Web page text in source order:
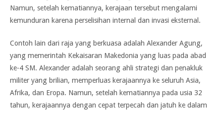
Namun, setelah kematiannya, kerajaan tersebut mengalami
kemunduran karena perselisihan internal dan invasi eksternal.
Contoh lain dari raja yang berkuasa adalah Alexander Agung,
yang memerintah Kekaisaran Makedonia yang luas pada abad
ke-4 SM. Alexander adalah seorang ahli strategi dan penakluk
militer yang brilian, memperluas kerajaannya ke seluruh Asia,
Afrika, dan Eropa. Namun, setelah kematiannya pada usia 32
tahun, kerajaannya dengan cepat terpecah dan jatuh ke dalam